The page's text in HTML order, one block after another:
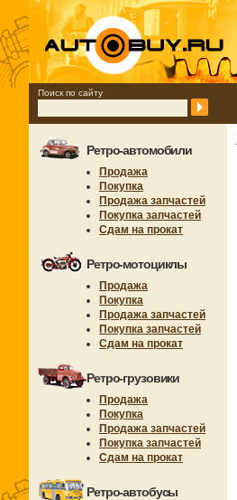
Поиск по сайту
Ретро-автомобили
Продажа
Покупка
Продажа запчастей
Покупка запчастей
Сдам на прокат
Ретро-мотоциклы
Продажа
Покупка
Продажа запчастей
Покупка запчастей
Сдам на прокат
Ретро-грузовики
Продажа
Покупка
Продажа запчастей
Покупка запчастей
Сдам на прокат
Ретро-автобусы